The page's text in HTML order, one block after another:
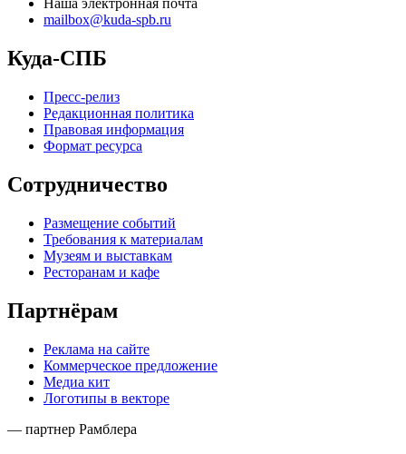
Наша электронная почта
mailbox@kuda-spb.ru
Куда-СПБ
Пресс-релиз
Редакционная политика
Правовая информация
Формат ресурса
Сотрудничество
Размещение событий
Требования к материалам
Музеям и выставкам
Ресторанам и кафе
Партнёрам
Реклама на сайте
Коммерческое предложение
Медиа кит
Логотипы в векторе
— партнер Рамблера